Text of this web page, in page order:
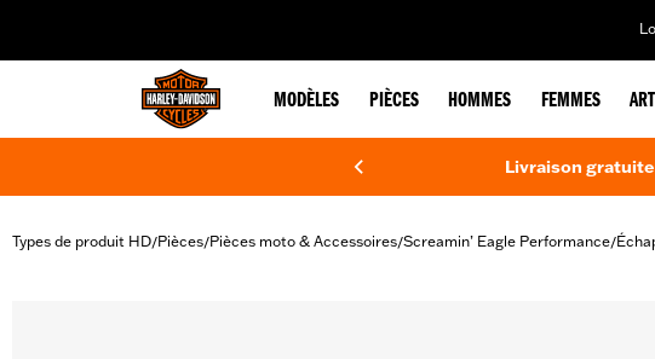
MODÈLES PIÈCES HOMMES FEMMES
Livraison
Types de produit HD/Pièces/Pièces moto & Accessoires/Screamin’ Eagle Performance/